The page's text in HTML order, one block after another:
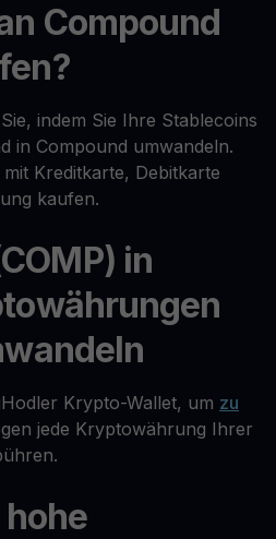
Compound
indem Sie Ihre Stablecoins
in Compound umwandeln.
mit Kreditkarte, Debitkarte
kaufen.
in
Krypto-Wallet, um zu
jede Kryptowährung Ihrer